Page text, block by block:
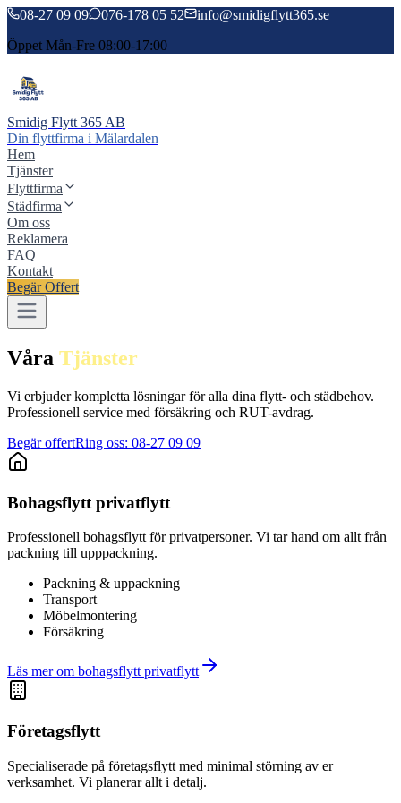
08-27 09 09 076-178 05 52
info@smidigflytt365.se
Öppet Mån-Fre 08:00-17:00
Smidig Flytt 365 AB
Din flyttfirma i Mälardalen
Hem
Tjänster
Flyttfirma
Städfirma
Om oss
Reklamera
FAQ
Kontakt
Begär Offert
Våra Tjänster
Vi erbjuder kompletta lösningar för alla dina flytt- och städbehov.
Professionell service med försäkring och RUT-avdrag.
Begär offertRing oss: 08-27 09 09
Bohagsflytt privatflytt
Professionell bohagsflytt för privatpersoner. Vi tar hand om allt från
packning till upppackning.
Packning & uppackning
Transport
Möbelmontering
Försäkring
Läs mer om bohagsflytt privatflytt
Företagsflytt
Specialiserade på företagsflytt med minimal störning av er
verksamhet. Vi planerar allt i detalj.